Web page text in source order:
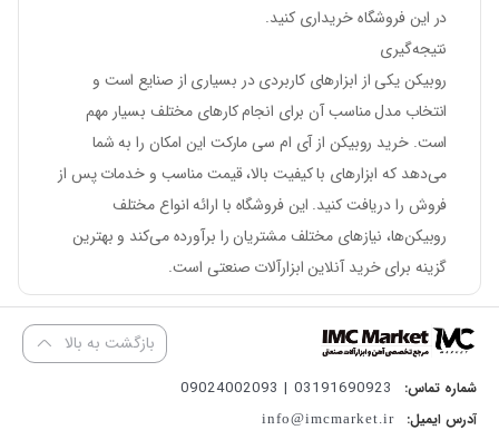
در این فروشگاه خریداری کنید.
نتیجه‌گیری
روبیکن یکی از ابزارهای کاربردی در بسیاری از صنایع است و
انتخاب مدل مناسب آن برای انجام کارهای مختلف بسیار مهم
است. خرید روبیکن از آی ام سی مارکت این امکان را به شما
می‌دهد که ابزارهای با کیفیت بالا، قیمت مناسب و خدمات پس از
فروش را دریافت کنید. این فروشگاه با ارائه انواع مختلف
روبیکن‌ها، نیازهای مختلف مشتریان را برآورده می‌کند و بهترین
گزینه برای خرید آنلاین ابزارآلات صنعتی است.
بازگشت به بالا
شماره تماس: 03191690923 | 09024002093
آدرس ایمیل: info@imcmarket.ir